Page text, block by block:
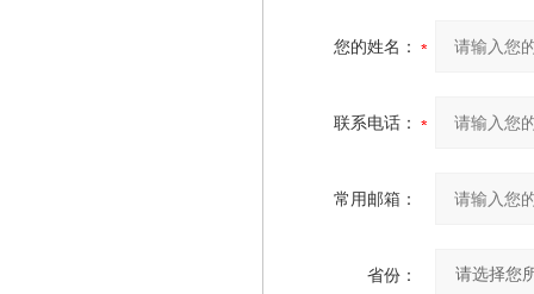
您的姓名：
联系电话：
常用邮箱：
省份：